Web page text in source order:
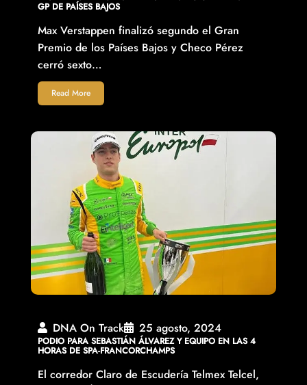
GP DE PAÍSES BAJOS
Max Verstappen finalizó segundo el Gran
Premio de los Países Bajos y Checo Pérez
cerró sexto…
Read More
DNA On Track 25 agosto, 2024
PODIO PARA SEBASTIÁN ÁLVAREZ Y EQUIPO EN LAS 4
HORAS DE SPA-FRANCORCHAMPS
El corredor Claro de Escudería Telmex Telcel,